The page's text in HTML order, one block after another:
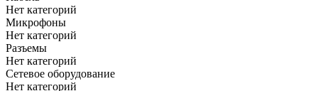
Нет категорий
Микрофоны
Нет категорий
Разъемы
Нет категорий
Сетевое оборудование
Нет категорий